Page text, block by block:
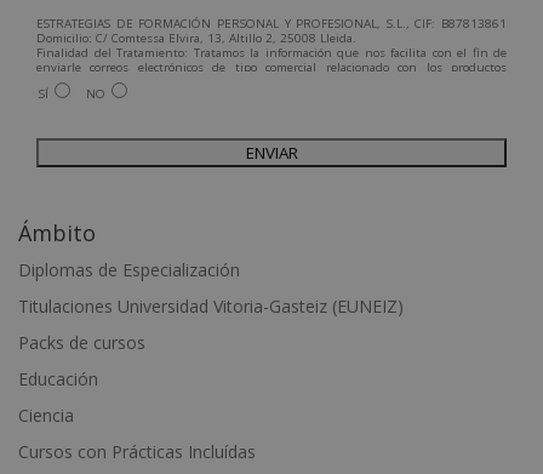
ESTRATEGIAS DE FORMACIÓN PERSONAL Y PROFESIONAL, S.L., CIF: B87813861
Domicilio: C/ Comtessa Elvira, 13, Altillo 2, 25008 Lleida.
Finalidad del Tratamiento: Tratamos la información que nos facilita con el fin de
enviarle correos electrónicos de tipo comercial relacionado con los productos
ofrecidos y otros tipo de productos que fueran de su interés.
Legitimación del tratamiento: Consentimiento del interesado.
Para más información consulte nuestra Política de Privacidad.
Desea recibir información comercial (vía telefónica y/o email):
SÍ NO
t
e
n
a
t
e
Ámbito
Diplomas de Especialización
Titulaciones Universidad Vitoria-Gasteiz (EUNEIZ)
Packs de cursos
Educación
Ciencia
Cursos con Prácticas Incluídas